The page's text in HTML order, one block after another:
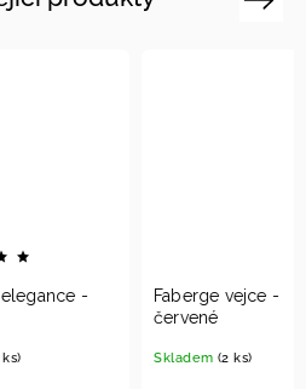
Faberge vejce -
Oliva